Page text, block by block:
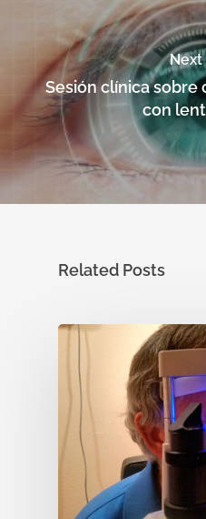
Next
Sesión clínica sobre
con
Related Posts